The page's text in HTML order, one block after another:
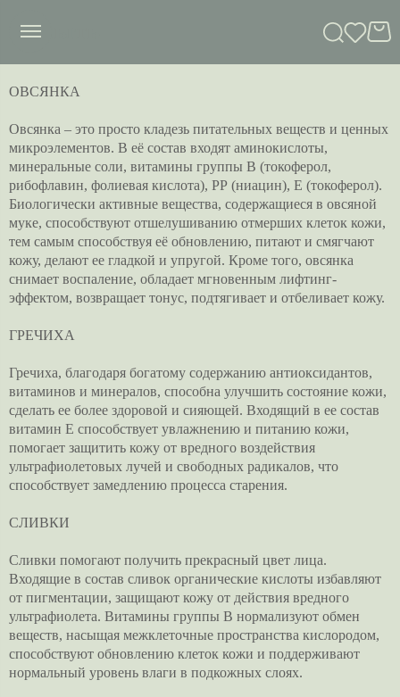
сныть
ОВСЯНКА
Овсянка – это просто кладезь питательных веществ и ценных
микроэлементов. В её состав входят аминокислоты,
минеральные соли, витамины группы B (токоферол,
рибофлавин, фолиевая кислота), РР (ниацин), Е (токоферол).
Биологически активные вещества, содержащиеся в овсяной
муке, способствуют отшелушиванию отмерших клеток кожи,
тем самым способствуя её обновлению, питают и смягчают
кожу, делают ее гладкой и упругой. Кроме того, овсянка
снимает воспаление, обладает мгновенным лифтинг-
эффектом, возвращает тонус, подтягивает и отбеливает кожу.
ГРЕЧИХА
Гречиха, благодаря богатому содержанию антиоксидантов,
витаминов и минералов, способна улучшить состояние кожи,
сделать ее более здоровой и сияющей. Входящий в ее состав
витамин Е способствует увлажнению и питанию кожи,
помогает защитить кожу от вредного воздействия
ультрафиолетовых лучей и свободных радикалов, что
способствует замедлению процесса старения.
СЛИВКИ
Сливки помогают получить прекрасный цвет лица.
Входящие в состав сливок органические кислоты избавляют
от пигментации, защищают кожу от действия вредного
ультрафиолета. Витамины группы В нормализуют обмен
веществ, насыщая межклеточные пространства кислородом,
способствуют обновлению клеток кожи и поддерживают
нормальный уровень влаги в подкожных слоях.